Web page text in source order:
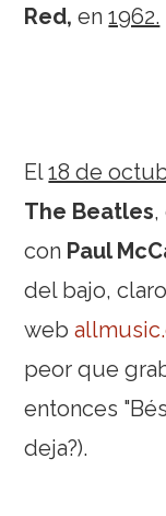
Red, en1962.
El18 de
The Beatles,
con Paul
del bajo,
web
peor que
entonces
deja?).